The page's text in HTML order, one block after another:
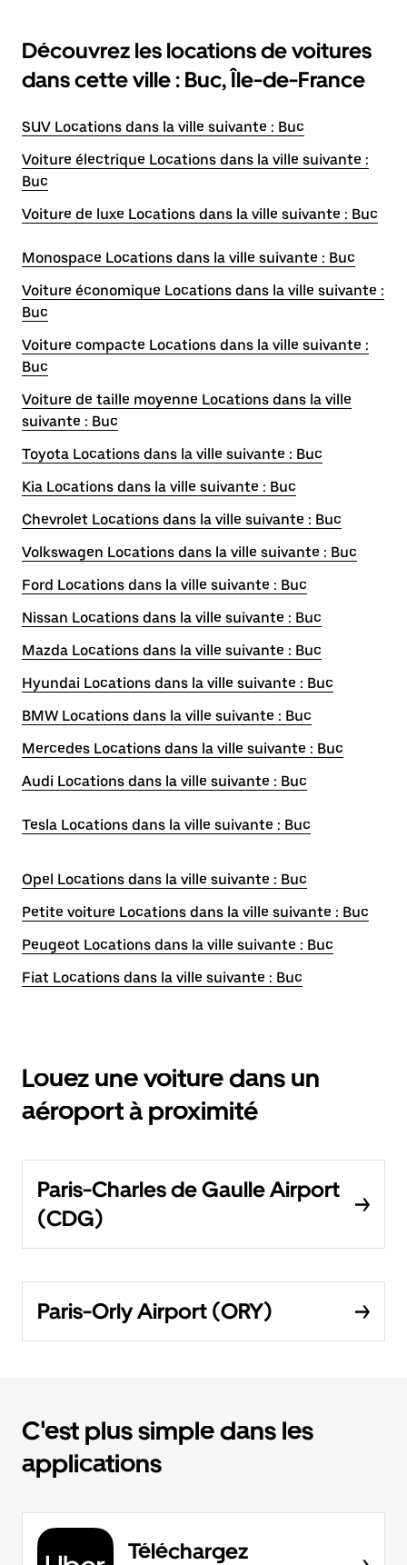
Découvrez les locations de voitures
dans cette ville : Buc, Île-de-France
SUV Locations dans la ville suivante : Buc
Voiture électrique Locations dans la ville suivante :
Buc
Voiture de luxe Locations dans la ville suivante : Buc
Monospace Locations dans la ville suivante : Buc
Voiture économique Locations dans la ville suivante :
Buc
Voiture compacte Locations dans la ville suivante :
Buc
Voiture de taille moyenne Locations dans la ville
suivante : Buc
Toyota Locations dans la ville suivante : Buc
Kia Locations dans la ville suivante : Buc
Chevrolet Locations dans la ville suivante : Buc
Volkswagen Locations dans la ville suivante : Buc
Ford Locations dans la ville suivante : Buc
Nissan Locations dans la ville suivante : Buc
Mazda Locations dans la ville suivante : Buc
Hyundai Locations dans la ville suivante : Buc
BMW Locations dans la ville suivante : Buc
Mercedes Locations dans la ville suivante : Buc
Audi Locations dans la ville suivante : Buc
Tesla Locations dans la ville suivante : Buc
Opel Locations dans la ville suivante : Buc
Petite voiture Locations dans la ville suivante : Buc
Peugeot Locations dans la ville suivante : Buc
Fiat Locations dans la ville suivante : Buc
Louez une voiture dans un
aéroport à proximité
Paris-Charles de Gaulle Airport
(CDG)
Paris-Orly Airport (ORY)
C'est plus simple dans les
applications
Téléchargez